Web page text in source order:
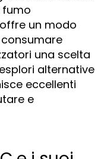
fumo
un modo
una scelta
alternative
eccellenti
e